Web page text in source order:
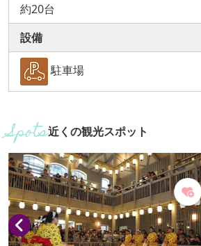
約20台
設備
駐車場
近くの観光スポット